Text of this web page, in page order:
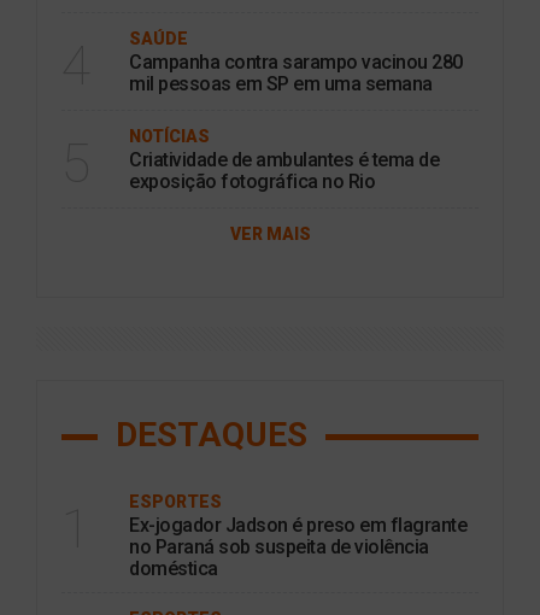
SAÚDE
Campanha contra sarampo vacinou 280
mil pessoas em SP em uma semana
NOTÍCIAS
Criatividade de ambulantes é tema de
exposição fotográfica no Rio
VER MAIS
DESTAQUES
ESPORTES
Ex-jogador Jadson é preso em flagrante
no Paraná sob suspeita de violência
doméstica